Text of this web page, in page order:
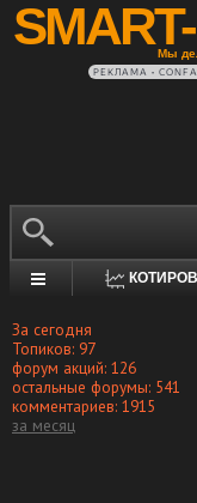
Мы
РЕКЛАМА •
За сегодня
Топиков: 97
форум акций: 126
остальные форумы: 541
комментариев: 1915
за месяц